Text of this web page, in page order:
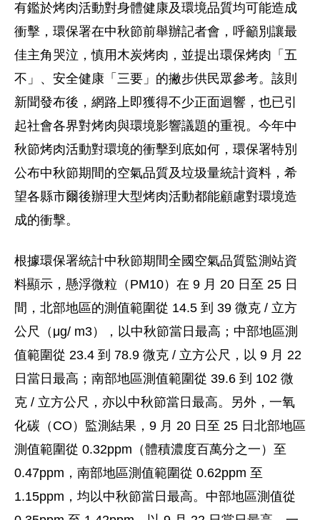
有鑑於烤肉活動對身體健康及環境品質均可能造成
衝擊，環保署在中秋節前舉辦記者會，呼籲別讓最
佳主角哭泣，慎用木炭烤肉，並提出環保烤肉「五
不」、安全健康「三要」的撇步供民眾參考。該則
新聞發布後，網路上即獲得不少正面迴響，也已引
起社會各界對烤肉與環境影響議題的重視。今年中
秋節烤肉活動對環境的衝擊到底如何，環保署特別
公布中秋節期間的空氣品質及垃圾量統計資料，希
望各縣市爾後辦理大型烤肉活動都能顧慮對環境造
成的衝擊。
根據環保署統計中秋節期間全國空氣品質監測站資
料顯示，懸浮微粒（PM10）在 9 月 20 日至 25 日
間，北部地區的測值範圍從 14.5 到 39 微克 / 立方
公尺（μg/ m3），以中秋節當日最高；中部地區測
值範圍從 23.4 到 78.9 微克 / 立方公尺，以 9 月 22
日當日最高；南部地區測值範圍從 39.6 到 102 微
克 / 立方公尺，亦以中秋節當日最高。另外，一氧
化碳（CO）監測結果，9 月 20 日至 25 日北部地區
測值範圍從 0.32ppm（體積濃度百萬分之一）至
0.47ppm，南部地區測值範圍從 0.62ppm 至
1.15ppm，均以中秋節當日最高。中部地區測值從